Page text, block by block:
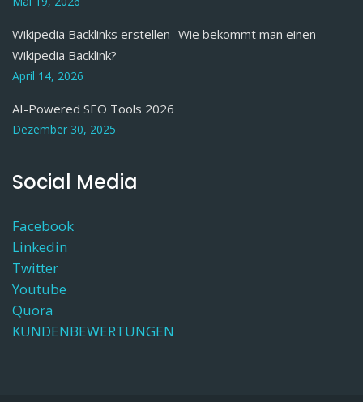
Wikipedia Backlinks erstellen- Wie bekommt man einen
Wikipedia Backlink?
April 14, 2026
AI-Powered SEO Tools 2026
Dezember 30, 2025
Social Media
Facebook
Linkedin
Twitter
Youtube
Quora
KUNDENBEWERTUNGEN